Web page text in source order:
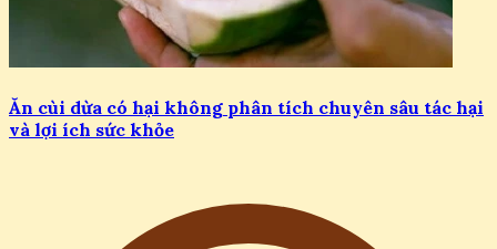
Ăn cùi dừa có hại không phân tích chuyên sâu tác hại
và lợi ích sức khỏe